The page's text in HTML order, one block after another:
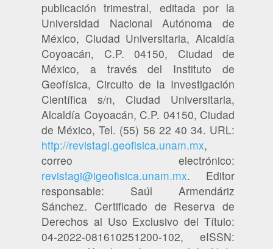
publicación trimestral, editada por la
Universidad Nacional Autónoma de
México, Ciudad Universitaria, Alcaldía
Coyoacán, C.P. 04150, Ciudad de
México, a través del Instituto de
Geofísica, Circuito de la Investigación
Científica s/n, Ciudad Universitaria,
Alcaldía Coyoacán, C.P. 04150, Ciudad
de México, Tel. (55) 56 22 40 34. URL:
http://revistagi.geofisica.unam.mx,
correo electrónico:
revistagi@igeofisica.unam.mx. Editor
responsable: Saúl Armendáriz
Sánchez. Certificado de Reserva de
Derechos al Uso Exclusivo del Título:
04-2022-081610251200-102, eISSN: